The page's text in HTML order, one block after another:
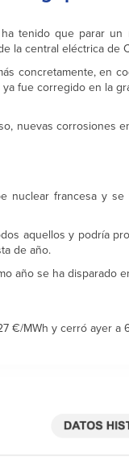
ha tenido que parar un
la central eléctrica de
concretamente, en
fue corregido en la
nuevas corrosiones
nuclear francesa y
aquellos y podría
de año.
año se ha disparado
€/MWh y cerró ayer